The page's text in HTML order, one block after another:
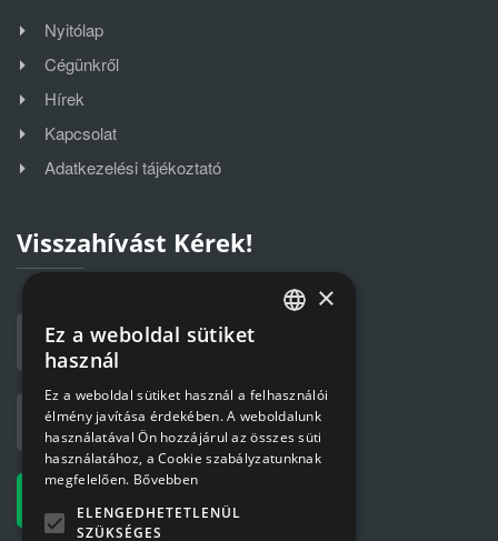
Nyitólap
Cégünkről
Hírek
Kapcsolat
Adatkezelési tájékoztató
Visszahívást Kérek!
×
Ez a weboldal sütiket
használ
Ez a weboldal sütiket használ a felhasználói
élmény javítása érdekében. A weboldalunk
használatával Ön hozzájárul az összes süti
használatához, a Cookie szabályzatunknak
megfelelően. Bővebben
ELENGEDHETETLENÜL
SZÜKSÉGES